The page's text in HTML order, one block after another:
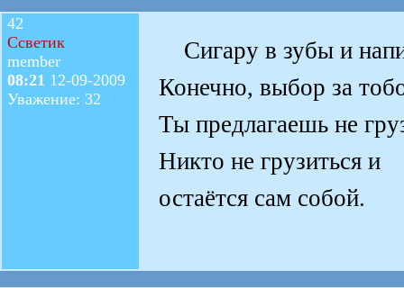
42
Ссветик
member
08:21 12-09-2009
Уважение: 32
Сигару в зубы и
Конечно, выбор за
Ты предлагаешь не
Никто не грузиться и
остаётся сам собой.